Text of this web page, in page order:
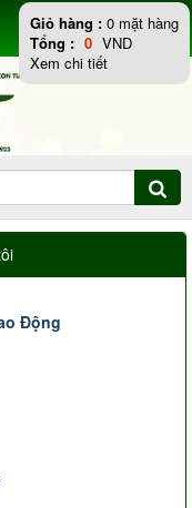
Động
Giỏ hàng : 0 mặt hàng
Tổng : 0 VND
Xem chi tiết